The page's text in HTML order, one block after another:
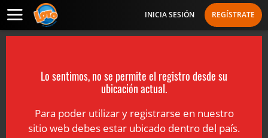
INICIA SESIÓN REGÍSTRATE
Lo sentimos, no se permite el registro desde su
ubicación actual.
Para poder utilizar y registrarse en nuestro
sitio web debes estar ubicado dentro del país.